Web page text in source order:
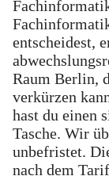
entscheidest,
Raum Berlin,
verkürzen
hast du einen
Tasche. Wir
unbefristet.
nach dem